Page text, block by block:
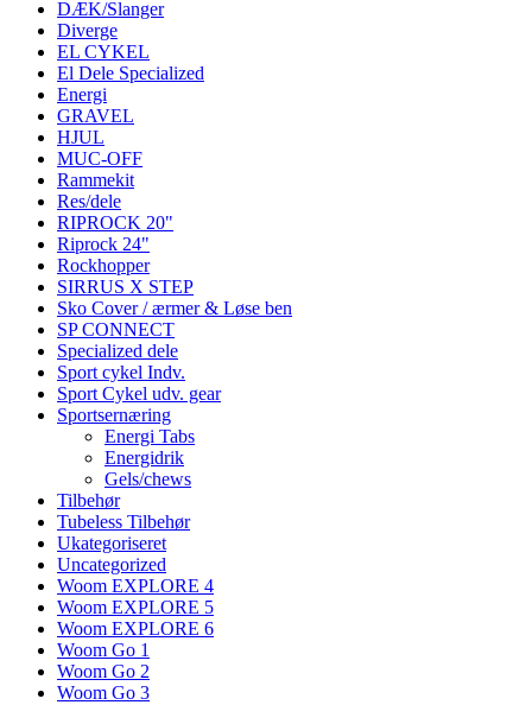
DÆK/Slanger
Diverge
EL CYKEL
El Dele Specialized
Energi
GRAVEL
HJUL
MUC-OFF
Rammekit
Res/dele
RIPROCK 20"
Riprock 24"
Rockhopper
SIRRUS X STEP
Sko Cover / ærmer & Løse ben
SP CONNECT
Specialized dele
Sport cykel Indv.
Sport Cykel udv. gear
Sportsernæring
Energi Tabs
Energidrik
Gels/chews
Tilbehør
Tubeless Tilbehør
Ukategoriseret
Uncategorized
Woom EXPLORE 4
Woom EXPLORE 5
Woom EXPLORE 6
Woom Go 1
Woom Go 2
Woom Go 3